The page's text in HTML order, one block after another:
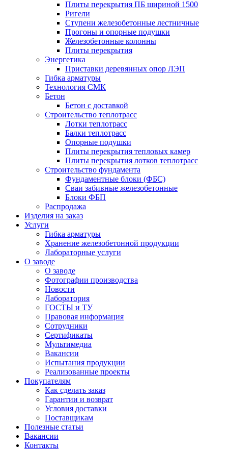
Плиты перекрытия ПБ шириной 1500
Ригели
Ступени железобетонные лестничные
Прогоны и опорные подушки
Железобетонные колонны
Плиты перекрытия
Энергетика
Приставки деревянных опор ЛЭП
Гибка арматуры
Технология СМК
Бетон
Бетон с доставкой
Строительство теплотрасс
Лотки теплотрасс
Балки теплотрасс
Опорные подушки
Плиты перекрытия тепловых камер
Плиты перекрытия лотков теплотрасс
Строительство фундамента
Фундаментные блоки (ФБС)
Сваи забивные железобетонные
Блоки ФБП
Распродажа
Изделия на заказ
Услуги
Гибка арматуры
Хранение железобетонной продукции
Лабораторные услуги
О заводе
О заводе
Фотографии производства
Новости
Лаборатория
ГОСТЫ и ТУ
Правовая информация
Сотрудники
Сертификаты
Мультимедиа
Вакансии
Испытания продукции
Реализованные проекты
Покупателям
Как сделать заказ
Гарантии и возврат
Условия доставки
Поставщикам
Полезные статьи
Вакансии
Контакты